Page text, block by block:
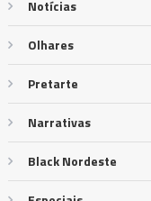
Notícias
Olhares
Pretarte
Narrativas
Black Nordeste